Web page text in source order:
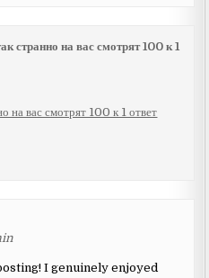
странно на вас смотрят 100 к 1
на вас смотрят 100 к 1 ответ
I genuinely enjoyed